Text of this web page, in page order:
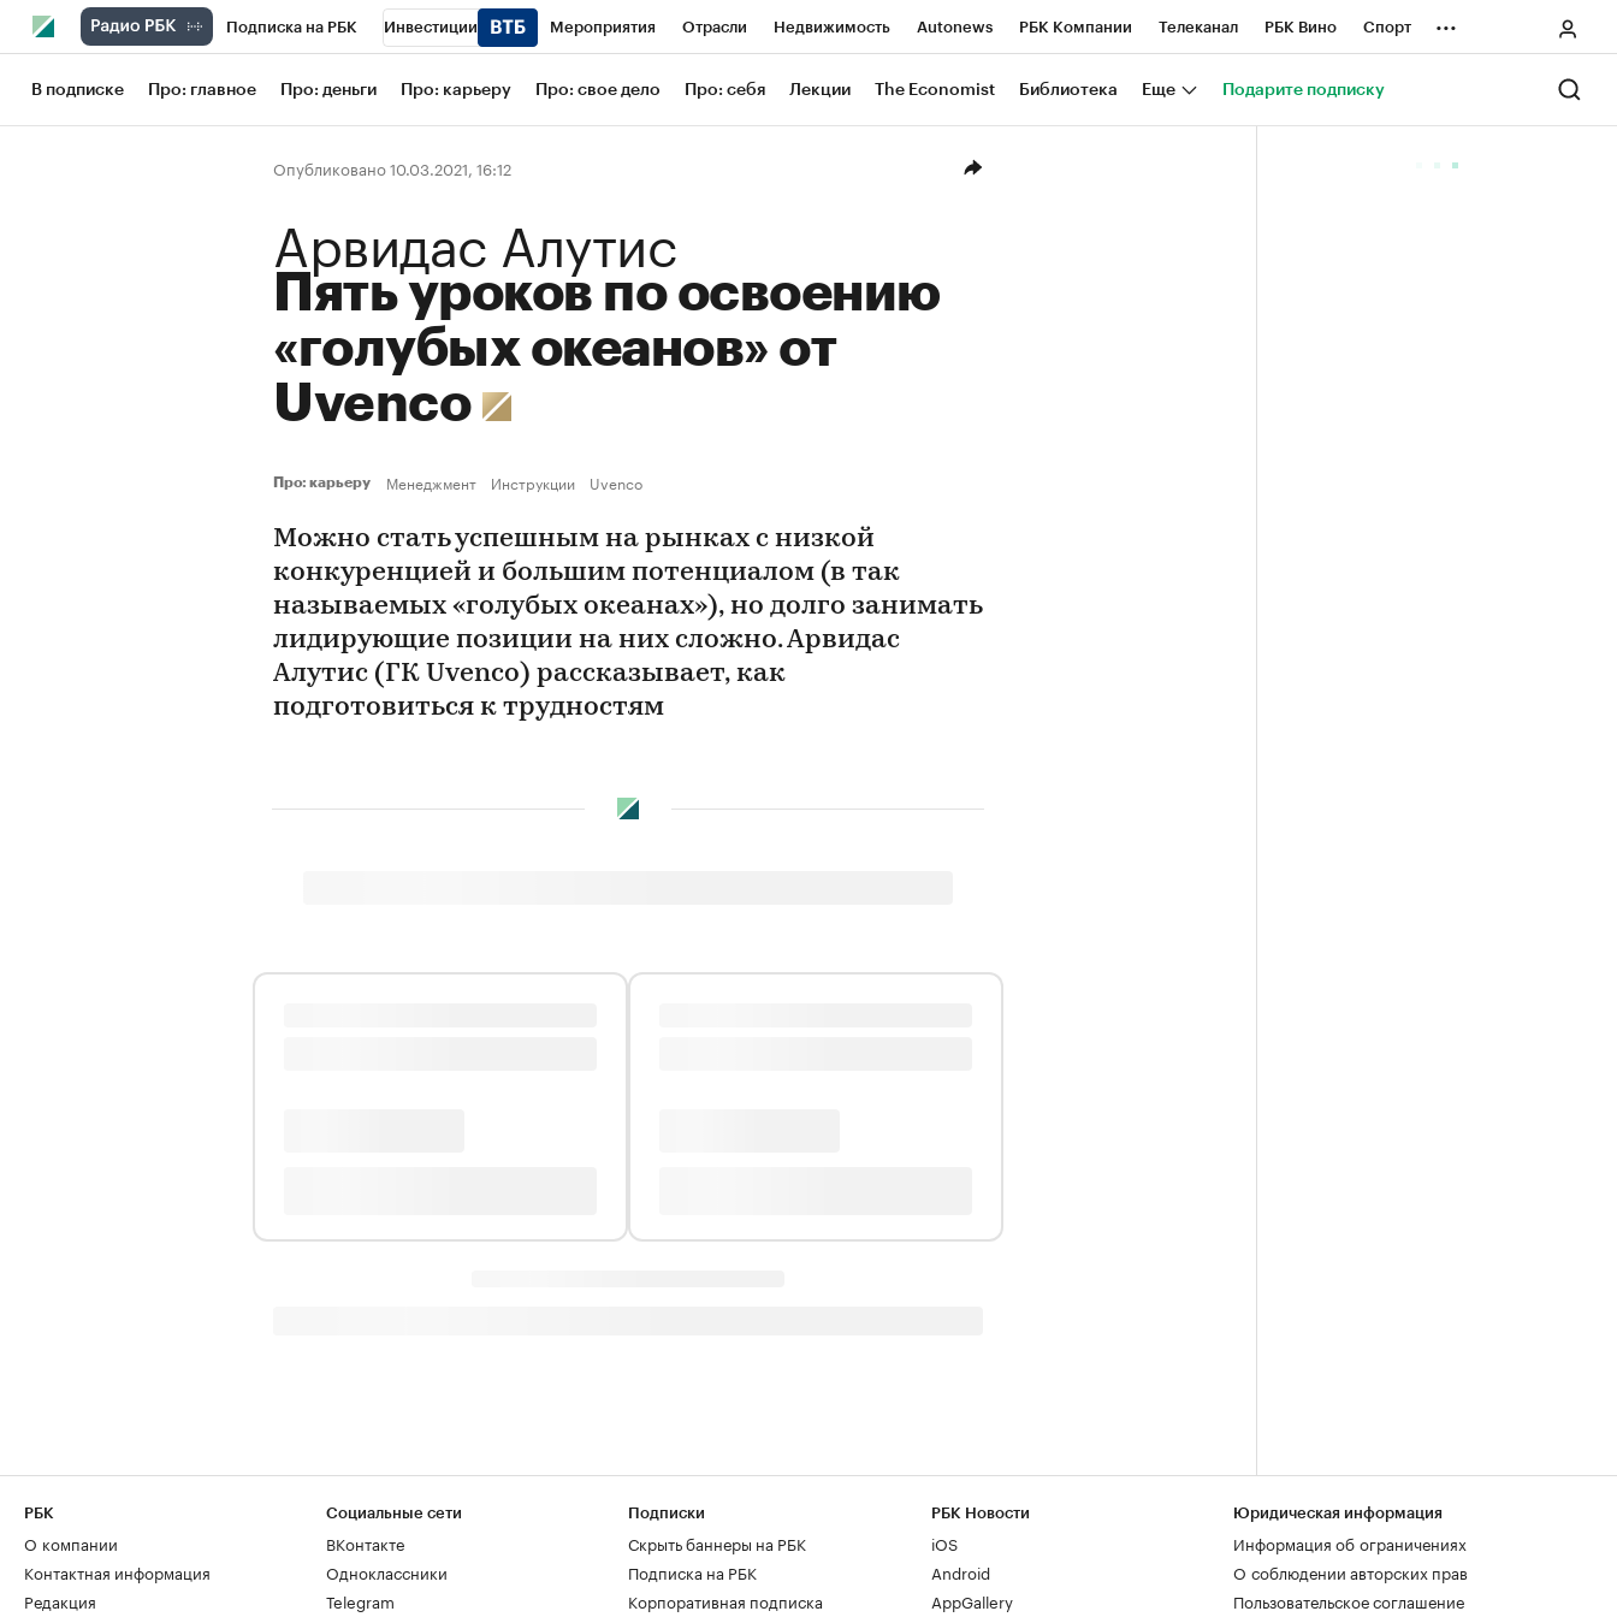
Подписка на РБК Инвестиции Мероприятия Отрасли Недвижимость Autonews РБК Компании Телеканал РБК Вино Спорт
Школа управления РБК РБК Образование РБК Life Тренды Визионеры Национальные проекты Город
Рынок наличной валюты
...
В подписке Про: главное Про: деньги Про: карьеру Про: свое дело Про: себя Лекции The Economist Библиотека Еще Подарите подписку
Опубликовано 10.03.2021, 16:12
Арвидас Алутис
Пять уроков по освоению
«голубых океанов» от
Uvenco
Про: карьеру Менеджмент Инструкции Uvenco
Можно стать успешным на рынках с низкой
конкуренцией и большим потенциалом (в так
называемых «голубых океанах»), но долго занимать
лидирующие позиции на них сложно. Арвидас
Алутис (ГК Uvenco) рассказывает, как
подготовиться к трудностям
РБК
О компании
Контактная информация
Редакция
Социальные сети
ВКонтакте
Одноклассники
Telegram
Подписки
Скрыть баннеры на РБК
Подписка на РБК
Корпоративная подписка
РБК Новости
iOS
Android
AppGallery
Юридическая информация
Информация об ограничениях
О соблюдении авторских прав
Пользовательское соглашение